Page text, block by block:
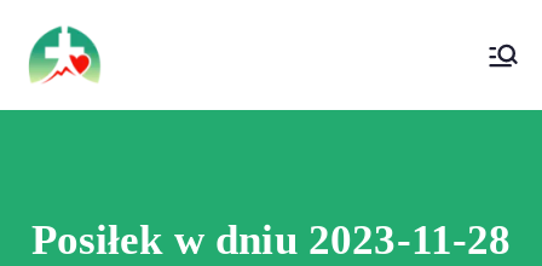
Wojewódzki Szpital Specjalistyczny im.
Św. Rafała w Czerwonej Górze
Posiłek w dniu 2023-11-28